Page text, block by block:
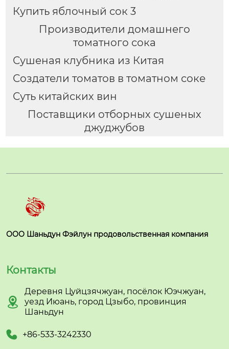
Купить яблочный сок 3
Производители домашнего
томатного сока
Сушеная клубника из Китая
Создатели томатов в томатном соке
Суть китайских вин
Поставщики отборных сушеных
джуджубов
ООО Шаньдун Фэйлун продовольственная компания
Контакты

Деревня Цуйцзячжуан, посёлок Юэчжуан,
уезд Июань, город Цзыбо, провинция
Шаньдун
 +86-533-3242330